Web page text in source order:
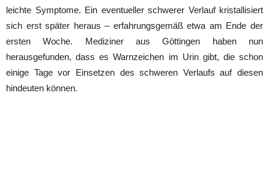
leichte Symptome. Ein eventueller schwerer Verlauf kristallisiert
sich erst später heraus – erfahrungsgemäß etwa am Ende der
ersten Woche. Mediziner aus Göttingen haben nun
herausgefunden, dass es Warnzeichen im Urin gibt, die schon
einige Tage vor Einsetzen des schweren Verlaufs auf diesen
hindeuten können.